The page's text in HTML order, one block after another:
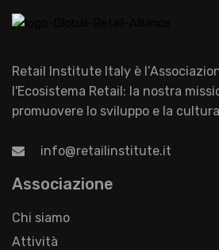
Retail Institute Italy è
l'Ecosistema Retail: la nostra
promuovere lo sviluppo e la
info@retailinstitute.it
Associazione
Chi siamo
Attività